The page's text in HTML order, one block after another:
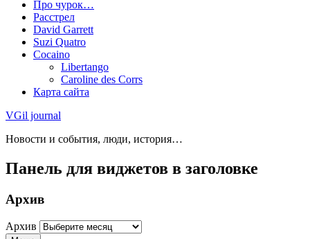
Про чурок…
Расстрел
David Garrett
Suzi Quatro
Cocaino
Libertango
Caroline des Corrs
Карта сайта
VGil journal
Новости и события, люди, история…
Панель для виджетов в заголовке
Архив
Архив